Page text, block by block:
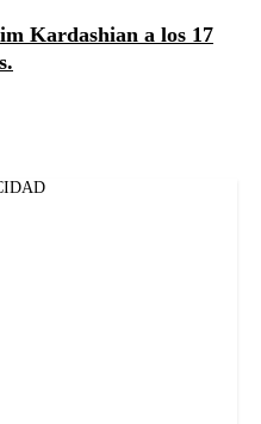
Kardashian a los 17